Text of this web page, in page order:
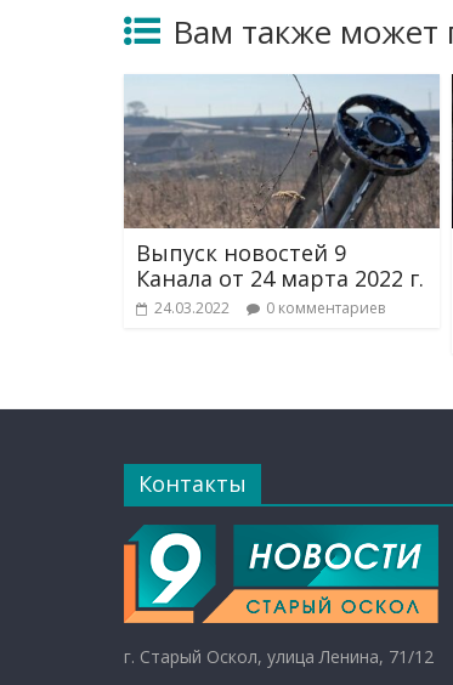
Вам также может
Выпуск новостей 9
Канала от 24 марта 2022 г.
24.03.2022 0 комментариев
Контакты
г. Старый Оскол, улица Ленина, 71/12